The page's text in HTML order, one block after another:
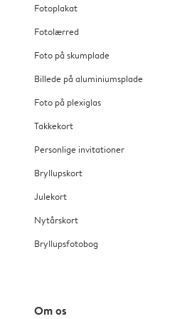
Fotoplakat
Fotolærred
Foto på skumplade
Billede på aluminiumsplade
Foto på plexiglas
Takkekort
Personlige invitationer
Bryllupskort
Julekort
Nytårskort
Bryllupsfotobog
Om os